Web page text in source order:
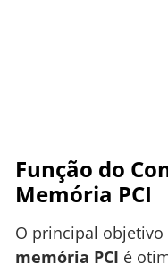
Função do
Memória PCI
O principal objetivo
memória PCI é